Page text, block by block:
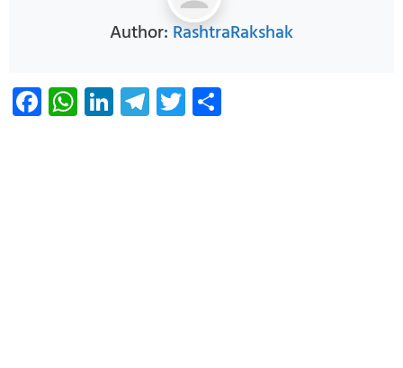
Author: RashtraRakshak
Facebook
WhatsApp
LinkedIn
Telegram
Twitter